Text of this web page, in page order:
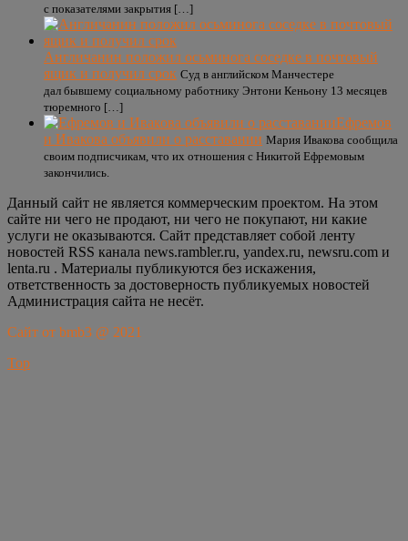
с показателями закрытия […]
Англичанин положил осьминога соседке в почтовый
ящик и получил срок Суд в английском Манчестере
дал бывшему социальному работнику Энтони Кеньону 13 месяцев
тюремного […]
Ефремов
и Ивакова объявили о расставании Мария Ивакова сообщила
своим подписчикам, что их отношения с Никитой Ефремовым
закончились.
Данный сайт не является коммерческим проектом. На этом
сайте ни чего не продают, ни чего не покупают, ни какие
услуги не оказываются. Сайт представляет собой ленту
новостей RSS канала news.rambler.ru, yandex.ru, newsru.com и
lenta.ru . Материалы публикуются без искажения,
ответственность за достоверность публикуемых новостей
Администрация сайта не несёт.
Сайт от bmb3 @ 2021
Top